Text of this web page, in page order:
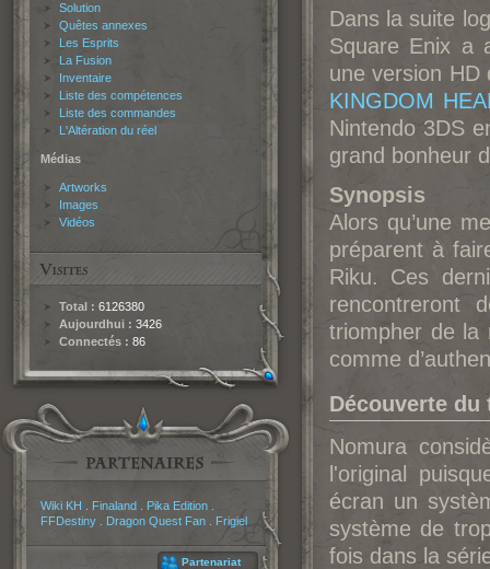
Solution
Quêtes annexes
Les Esprits
La Fusion
Inventaire
Liste des compétences
Liste des commandes
L'Altération du réel
Médias
Artworks
Images
Vidéos
Total : 6126380
Aujourdhui : 3426
Connectés : 86
Wiki KH Finaland Pika Edition
FFDestiny
Dragon Quest Fan Frigiel
Partenariat
Dans la suite
Square Enix a
une version HD
KINGDOM
Nintendo 3DS
grand bonheur
Synopsis
Alors qu’une
préparent à
Riku. Ces
rencontreront
triompher de la
comme
Découverte du
Nomura
l'original
écran un
système de
fois dans la